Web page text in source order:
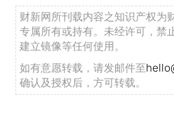
财新网所刊载内容之知识产权为
专属所有或持有。未经许可，禁
建立镜像等任何使用。
如有意愿转载，请发邮件至
确认及授权后，方可转载。